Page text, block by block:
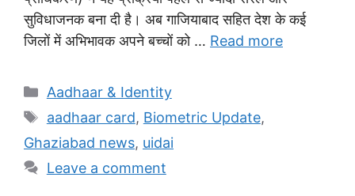
सुविधाजनक बना दी है। अब गाजियाबाद सहित देश के कई
जिलों में अभिभावक अपने बच्चों को … Read more
Categories
Aadhaar & Identity
Tags
aadhaar card, Biometric Update,
Ghaziabad news, uidai
Leave a comment